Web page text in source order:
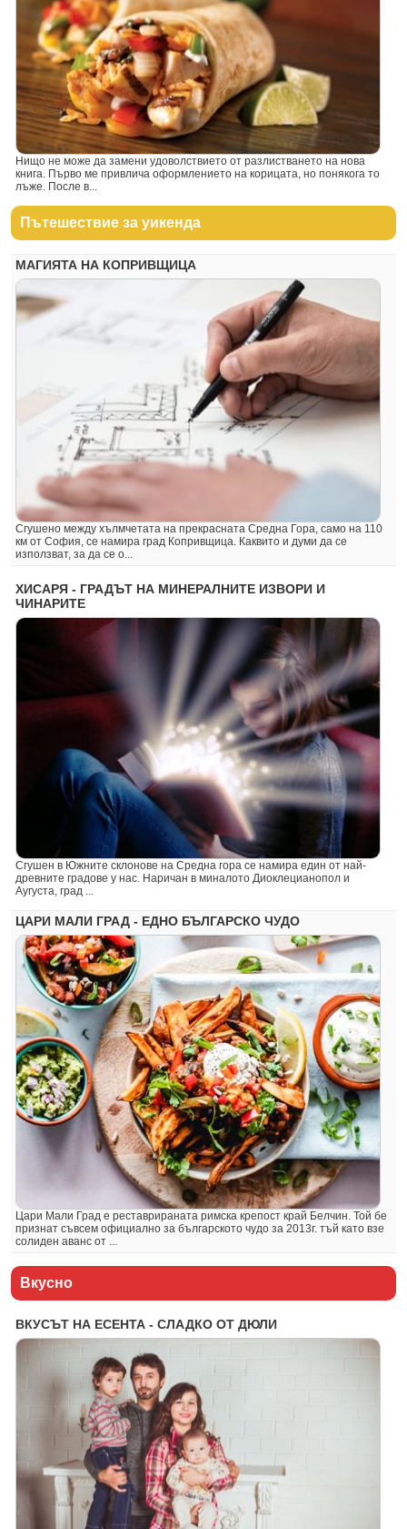
Нищо не може да замени удоволствието от разлистването на нова
книга. Първо ме привлича оформлението на корицата, но понякога то
лъже. После в...
Пътешествие за уикенда
МАГИЯТА НА КОПРИВЩИЦА
Сгушено между хълмчетата на прекрасната Средна Гора, само на 110
км от София, се намира град Копривщица. Каквито и думи да се
използват, за да се о...
ХИСАРЯ - ГРАДЪТ НА МИНЕРАЛНИТЕ ИЗВОРИ И
ЧИНАРИТЕ
Сгушен в Южните склонове на Средна гора се намира един от най-
древните градове у нас. Наричан в миналото Диоклецианопол и
Аугуста, град ...
ЦАРИ МАЛИ ГРАД - ЕДНО БЪЛГАРСКО ЧУДО
Цари Мали Град е реставрираната римска крепост край Белчин. Той бе
признат съвсем официално за българското чудо за 2013г. тъй като взе
солиден аванс от ...
Вкусно
ВКУСЪТ НА ЕСЕНТА - СЛАДКО ОТ ДЮЛИ